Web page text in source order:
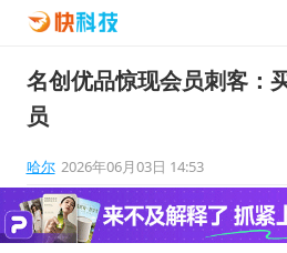
名创优品惊现会员刺客：
员
哈尔 2026年06月03日 14:53